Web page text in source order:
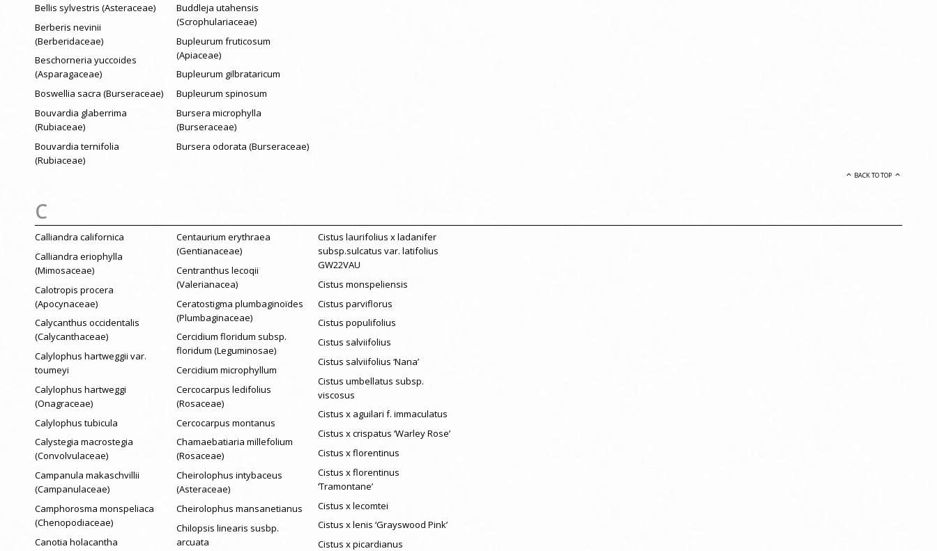
Bellis sylvestris (Asteraceae)
Berberis nevinii
(Berberidaceae)
Beschorneria yuccoides
(Asparagaceae)
Boswellia sacra (Burseraceae)
Bouvardia glaberrima
(Rubiaceae)
Bouvardia ternifolia
(Rubiaceae)
Buddleja utahensis
(Scrophulariaceae)
Bupleurum fruticosum
(Apiaceae)
Bupleurum gilbrataricum
Bupleurum spinosum
Bursera microphylla
(Burseraceae)
Bursera odorata (Burseraceae)
BACK TO TOP
C
Calliandra californica
Calliandra eriophylla
(Mimosaceae)
Calotropis procera
(Apocynaceae)
Calycanthus occidentalis
(Calycanthaceae)
Calylophus hartweggii var.
toumeyi
Calylophus hartweggi
(Onagraceae)
Calylophus tubicula
Calystegia macrostegia
(Convolvulaceae)
Campanula makaschvillii
(Campanulaceae)
Camphorosma monspeliaca
(Chenopodiaceae)
Canotia holacantha
Centaurium erythraea
(Gentianaceae)
Centranthus lecoqii
(Valerianacea)
Ceratostigma plumbaginoïdes
(Plumbaginaceae)
Cercidium floridum subsp.
floridum (Leguminosae)
Cercidium microphyllum
Cercocarpus ledifolius
(Rosaceae)
Cercocarpus montanus
Chamaebatiaria millefolium
(Rosaceae)
Cheirolophus intybaceus
(Asteraceae)
Cheirolophus mansanetianus
Chilopsis linearis susbp.
arcuata
Cistus laurifolius x ladanifer
subsp.sulcatus var. latifolius
GW22VAU
Cistus monspeliensis
Cistus parviflorus
Cistus populifolius
Cistus salviifolius
Cistus salviifolius ‘Nana’
Cistus umbellatus subsp.
viscosus
Cistus x aguilari f. immaculatus
Cistus x crispatus ‘Warley Rose’
Cistus x florentinus
Cistus x florentinus
‘Tramontane’
Cistus x lecomtei
Cistus x lenis ‘Grayswood Pink’
Cistus x picardianus